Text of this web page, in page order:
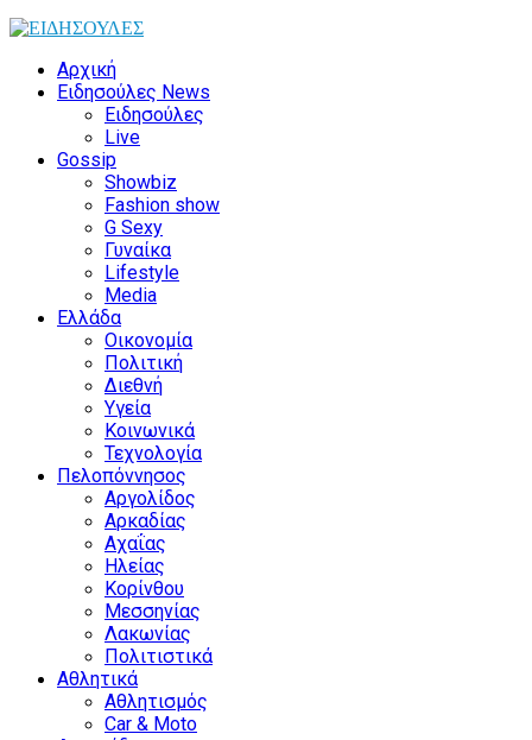
Αρχική
Ειδησούλες News
Ειδησούλες
Live
Gossip
Showbiz
Fashion show
G Sexy
Γυναίκα
Lifestyle
Media
Ελλάδα
Οικονομία
Πολιτική
Διεθνή
Υγεία
Κοινωνικά
Τεχνολογία
Πελοπόννησος
Αργολίδος
Αρκαδίας
Αχαΐας
Ηλείας
Κορίνθου
Μεσσηνίας
Λακωνίας
Πολιτιστικά
Αθλητικά
Αθλητισμός
Car & Moto